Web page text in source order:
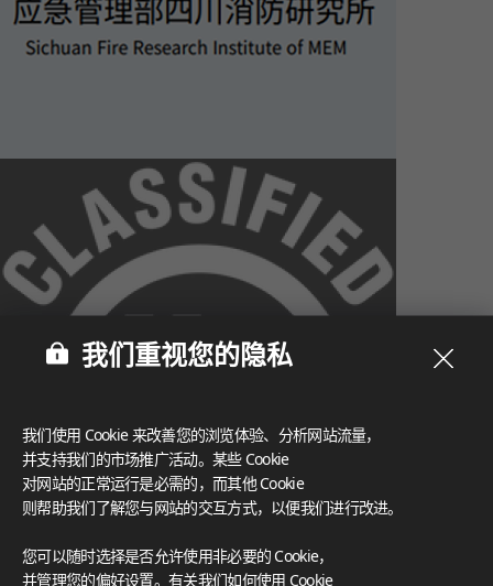
What These Certifications Mean
我们重视您的隐私
我们使用 Cookie 来改善您的浏览体验、分析网站流量，
并支持我们的市场推广活动。某些 Cookie
对网站的正常运行是必需的，而其他 Cookie
则帮助我们了解您与网站的交互方式，以便我们进行改进。
您可以随时选择是否允许使用非必要的 Cookie，
并管理您的偏好设置。有关我们如何使用 Cookie